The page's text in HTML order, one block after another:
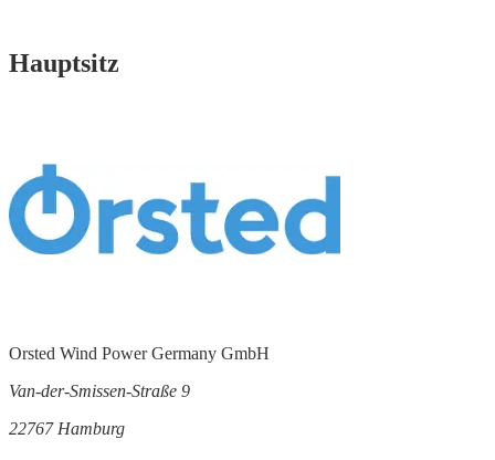
Hauptsitz
Orsted Wind Power Germany GmbH
Van-der-Smissen-Straße 9
22767 Hamburg